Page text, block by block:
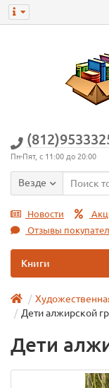
Пн-Пят, с 11:00 до 20:00
Везде
Новости
Отзывы
Книги
Дети алжирской
Дети